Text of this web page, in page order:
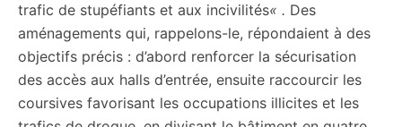
trafic de stupéfiants et aux incivilités« . Des
aménagements qui, rappelons-le, répondaient à des
objectifs précis : d’abord renforcer la sécurisation
des accès aux halls d’entrée, ensuite raccourcir les
coursives favorisant les occupations illicites et les